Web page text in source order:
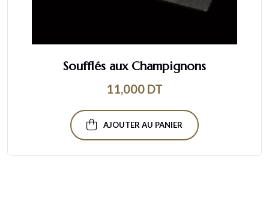
Soufflés aux Champignons
11,000 DT
AJOUTER AU PANIER